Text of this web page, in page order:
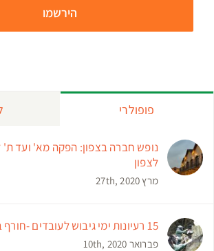
פופולרי
נופש חברה בצפון: הפקה מא' ועד ת'
לצפון
מרץ 27th, 2020
15 רעיונות ימי גיבוש לעובדים -חורף בצפון
פברואר 10th, 2020